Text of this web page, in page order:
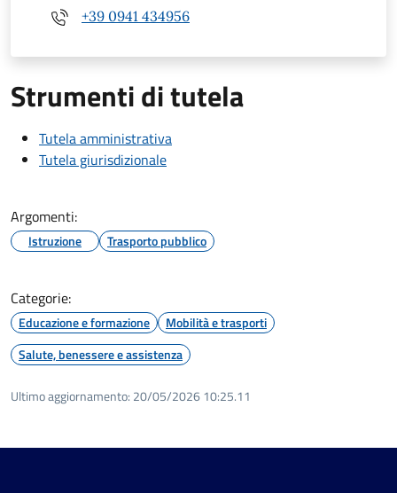
+39 0941 434956
Strumenti di tutela
Tutela amministrativa
Tutela giurisdizionale
Argomenti:
Istruzione Trasporto pubblico
Categorie:
Educazione e formazione
Mobilità e trasporti
Salute, benessere e assistenza
Ultimo aggiornamento: 20/05/2026 10:25.11